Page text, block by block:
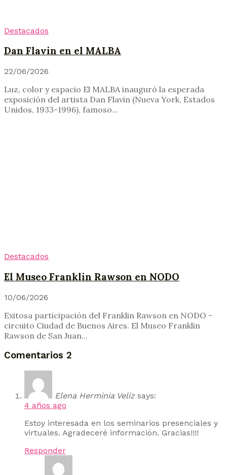
Destacados
Dan Flavin en el MALBA
22/06/2026
Luz, color y espacio El MALBA inauguró la esperada
exposición del artista Dan Flavin (Nueva York, Estados
Unidos, 1933-1996), famoso...
Destacados
El Museo Franklin Rawson en NODO
10/06/2026
Exitosa participación del Franklin Rawson en NODO -
circuito Ciudad de Buenos Aires. El Museo Franklin
Rawson de San Juan...
Comentarios 2
Elena Herminia Veliz says:
4 años ago
Estoy interesada en los seminarios presenciales y
virtuales. Agradeceré información. Gracias!!!!
Responder